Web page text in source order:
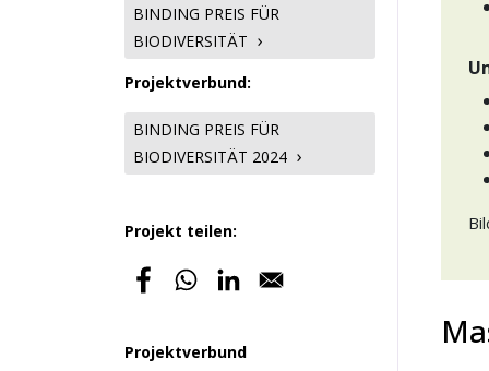
BINDING PREIS FÜR
BIODIVERSITÄT
Projektverbund:
BINDING PREIS FÜR
BIODIVERSITÄT 2024
Projekt teilen:
Projektverbund